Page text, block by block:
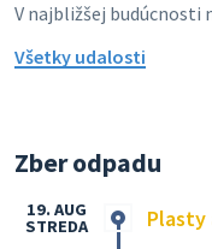
V najbližšej budúcnosti
Všetky udalosti
Zber odpadu
Plasty
19. AUG
STREDA